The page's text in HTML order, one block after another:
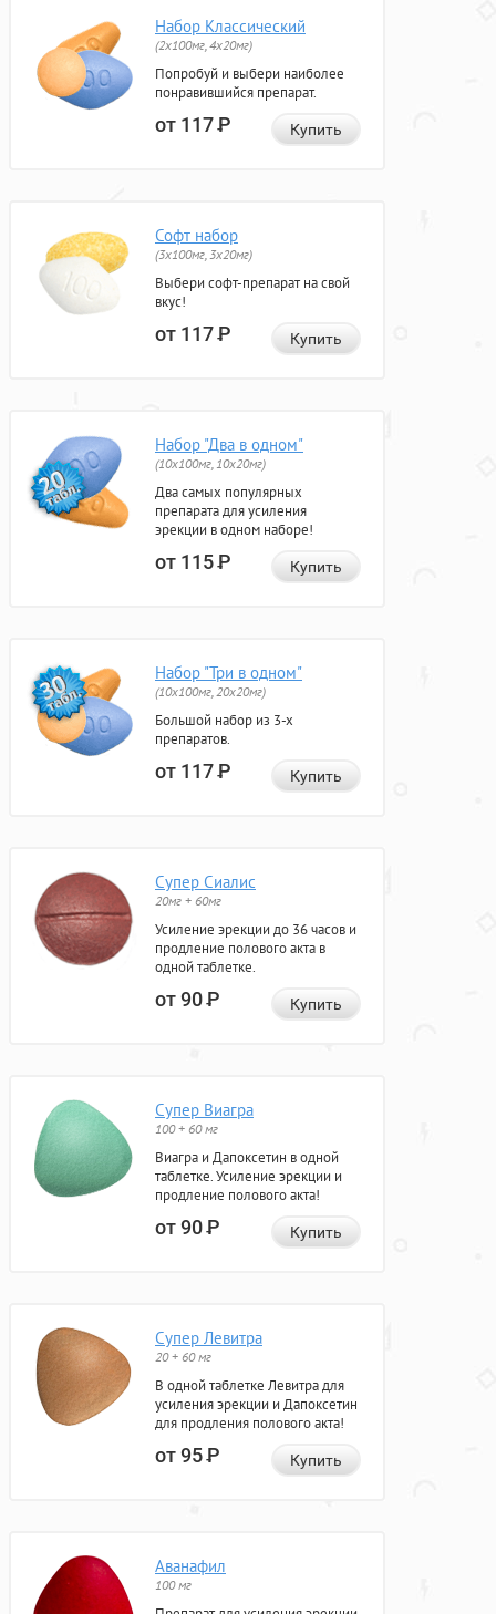
Набор Классический
(2x100мг, 4x20мг)
Попробуй и выбери наиболее
понравившийся препарат.
от 117Р Купить
Софт набор
(3x100мг, 3x20мг)
Выбери софт-препарат на свой
вкус!
от 117Р Купить
Набор "Два в одном"
(10x100мг, 10x20мг)
Два самых популярных
препарата для усиления
эрекции в одном наборе!
от 115Р Купить
Набор "Три в одном"
(10x100мг, 20x20мг)
Большой набор из 3-х
препаратов.
от 117Р Купить
Супер Сиалис
20мг + 60мг
Усиление эрекции до 36 часов и
продление полового акта в
одной таблетке.
от 90Р Купить
Супер Виагра
100 + 60 мг
Виагра и Дапоксетин в одной
таблетке. Усиление эрекции и
продление полового акта!
от 90Р Купить
Супер Левитра
20 + 60 мг
В одной таблетке Левитра для
усиления эрекции и Дапоксетин
для продления полового акта!
от 95Р Купить
Аванафил
100 мг